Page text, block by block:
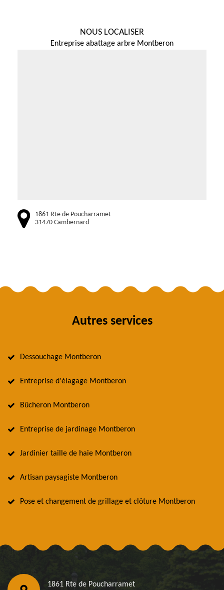
NOUS LOCALISER
Entreprise abattage arbre Montberon
1861 Rte de Poucharramet
31470 Cambernard
Autres services
Dessouchage Montberon
Entreprise d'élagage Montberon
Bûcheron Montberon
Entreprise de jardinage Montberon
Jardinier taille de haie Montberon
Artisan paysagiste Montberon
Pose et changement de grillage et clôture Montberon
1861 Rte de Poucharramet